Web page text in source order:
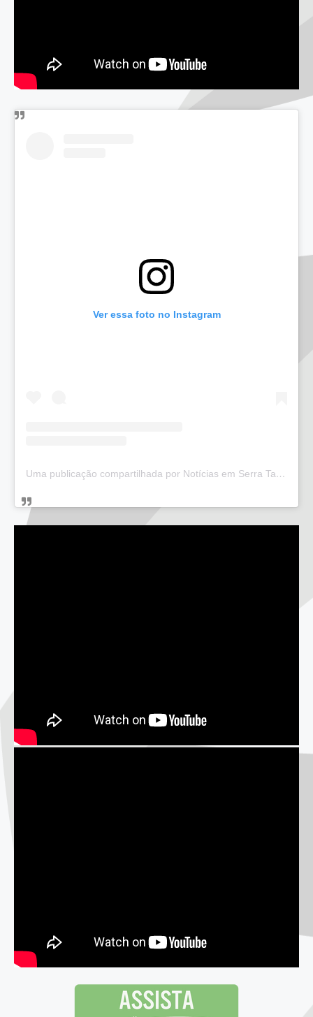
Ver essa foto no Instagram
Uma publicação compartilhada por Notícias em Serra Talhada (@bloglucianarego)